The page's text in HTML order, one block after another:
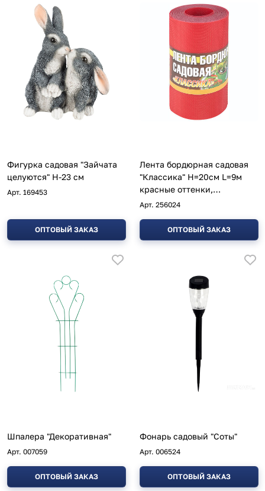
Фигурка садовая "Зайчата
целуются" H-23 см
Арт. 169453
ОПТОВЫЙ ЗАКАЗ
Лента бордюрная садовая
"Классика" H=20см L=9м
красные оттенки,
текстурированный
Арт. 256024
ОПТОВЫЙ ЗАКАЗ
Шпалера "Декоративная"
Арт. 007059
ОПТОВЫЙ ЗАКАЗ
Фонарь садовый "Соты"
Арт. 006524
ОПТОВЫЙ ЗАКАЗ